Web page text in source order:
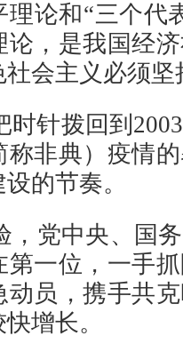
理论和“三个代
论，是我国经
社会主义必须
时针拨回到
称非典）疫情
的节奏。
，党中央、国
第一位，一手
动员，携手共
增长。